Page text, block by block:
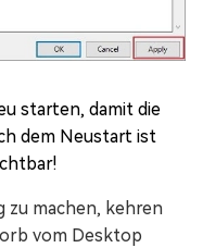
starten, damit die
dem Neustart ist
zu machen, kehren
vom Desktop